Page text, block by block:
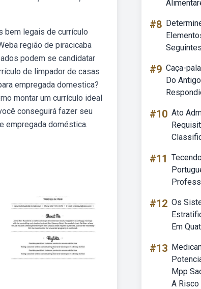
bem legais de currículo
região de piracicaba
podem se candidatar
de limpador de casas
empregada domestica?
montar um currículo ideal
conseguirá fazer seu
empregada doméstica.
#8
#9 Caça-
Do
#10 Ato
#11
#12 Os
Em
#13
Mpp
A Risco